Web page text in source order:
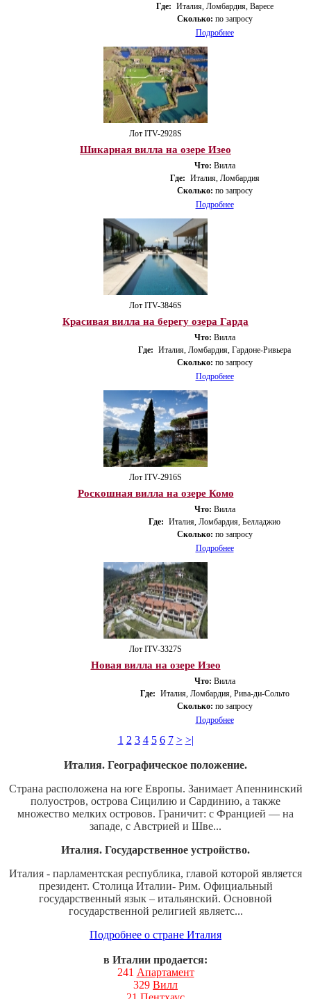
Где: Италия, Ломбардия, Варесе
Сколько: по запросу
Подробнее
Лот ITV-2928S
Шикарная вилла на озере Изео
Что: Вилла
Где: Италия, Ломбардия
Сколько: по запросу
Подробнее
Лот ITV-3846S
Красивая вилла на берегу озера Гарда
Что: Вилла
Где: Италия, Ломбардия, Гардоне-Ривьера
Сколько: по запросу
Подробнее
Лот ITV-2916S
Роскошная вилла на озере Комо
Что: Вилла
Где: Италия, Ломбардия, Белладжио
Сколько: по запросу
Подробнее
Лот ITV-3327S
Новая вилла на озере Изео
Что: Вилла
Где: Италия, Ломбардия, Рива-ди-Сольто
Сколько: по запросу
Подробнее
1 2 3 4 5 6 7 > >|
Италия. Географическое положение.
Страна расположена на юге Европы. Занимает Апеннинский
полуостров, острова Сицилию и Сардинию, а также
множество мелких островов. Граничит: с Францией — на
западе, с Австрией и Шве...
Италия. Государственное устройство.
Италия - парламентская республика, главой которой является
президент. Столица Италии- Рим. Официальный
государственный язык – итальянский. Основной
государственной религией являетс...
Подробнее о стране Италия
в Италии продается:
241 Апартамент
329 Вилл